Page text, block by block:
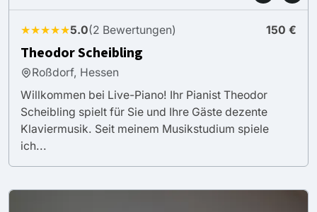
★★★★★5.0(2 Bewertungen) 150 €
Theodor Scheibling
Roßdorf, Hessen
Willkommen bei Live-Piano! Ihr Pianist Theodor
Scheibling spielt für Sie und Ihre Gäste dezente
Klaviermusik. Seit meinem Musikstudium spiele
ich...